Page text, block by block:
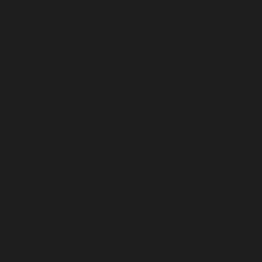
Beaulieu Vineyard